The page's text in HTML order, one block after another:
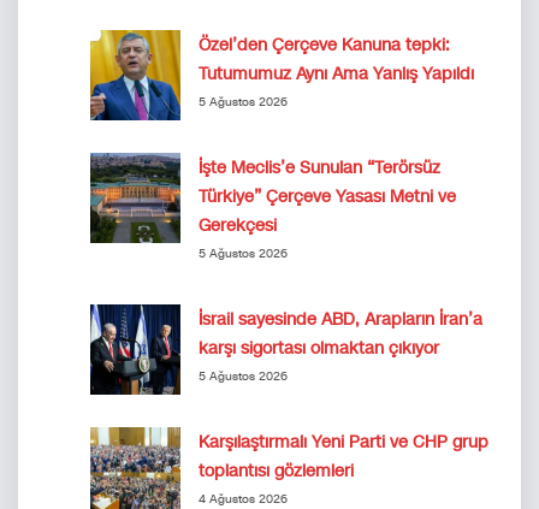
Özel’den Çerçeve Kanuna tepki:
Tutumumuz Aynı Ama Yanlış Yapıldı
5 Ağustos 2026
İşte Meclis’e Sunulan “Terörsüz
Türkiye” Çerçeve Yasası Metni ve
Gerekçesi
5 Ağustos 2026
İsrail sayesinde ABD, Arapların İran’a
karşı sigortası olmaktan çıkıyor
5 Ağustos 2026
Karşılaştırmalı Yeni Parti ve CHP grup
toplantısı gözlemleri
4 Ağustos 2026